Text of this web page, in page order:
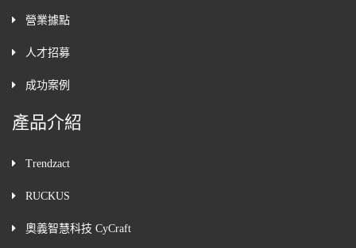
營業據點
人才招募
成功案例
產品介紹
Trendzact
RUCKUS
奧義智慧科技 CyCraft